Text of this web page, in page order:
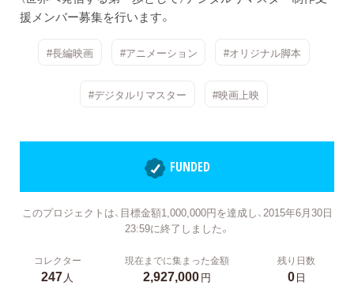
援メンバー募集を行います。
#長編映画 #アニメーション #オリジナル脚本
#デジタルリマスター #映画上映
FUNDED
このプロジェクトは、目標金額1,000,000円を達成し、2015年6月30日
23:59に終了しました。
コレクター
247人
現在までに集まった金額
2,927,000円
残り日数
0日